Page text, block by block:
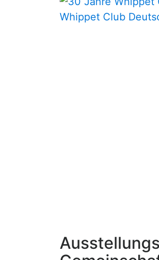
Whippet Club